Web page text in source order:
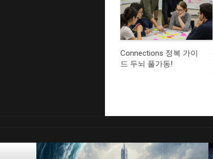
Connections 정복 가이
드 두뇌 풀가동!